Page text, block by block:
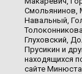
Смольянинов,
Навальный,
Глуховский,
Прусикин и
находящихся
сайте